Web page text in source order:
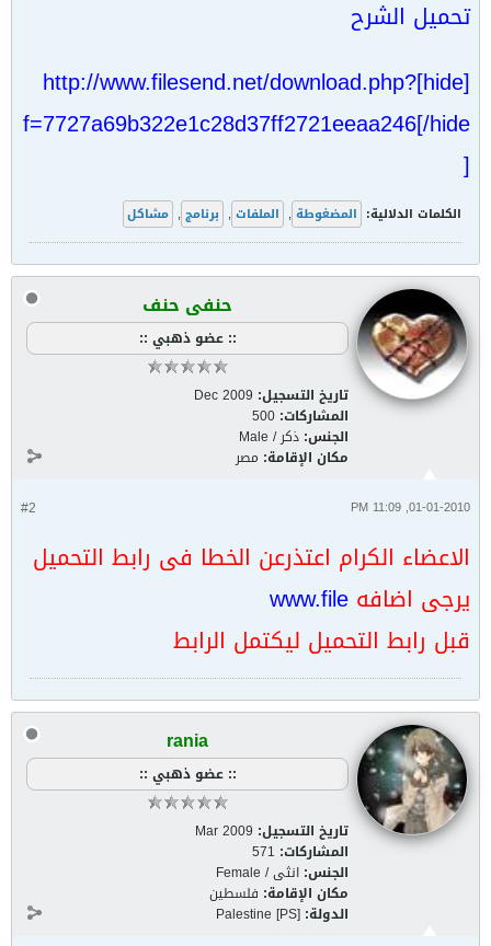
تحميل الشرح
[hide]http://www.filesend.net/download.php?
f=7727a69b322e1c28d37ff2721eeaa246[/hide
]
الكلمات الدلالية: المضغوطة , الملفات , برنامج , مشاكل
حنفى حنف
:: عضو ذهبي ::
تاريخ التسجيل: Dec 2009
المشاركات: 500
الجنس: ذكر / Male
مكان الإقامة: مصر
#2 01-01-2010, 11:09 PM
الاعضاء الكرام اعتذرعن الخطا فى رابط التحميل
يرجى اضافه www.file
قبل رابط التحميل ليكتمل الرابط
rania
:: عضو ذهبي ::
تاريخ التسجيل: Mar 2009
المشاركات: 571
الجنس: انثى / Female
مكان الإقامة: فلسطين
الدولة: Palestine [PS]